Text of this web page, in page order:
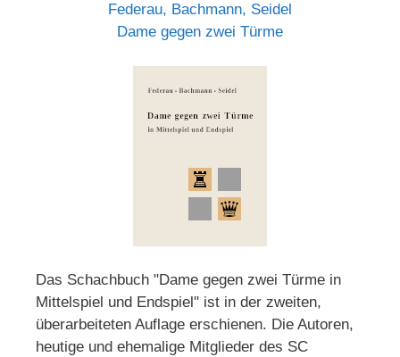
Federau, Bachmann, Seidel
Dame gegen zwei Türme
Das Schachbuch "Dame gegen zwei Türme in
Mittelspiel und Endspiel" ist in der zweiten,
überarbeiteten Auflage erschienen. Die Autoren,
heutige und ehemalige Mitglieder des SC